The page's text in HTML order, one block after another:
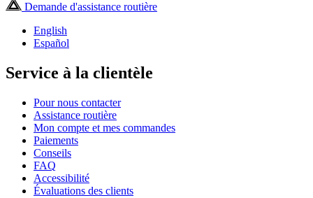
Demande d'assistance routière
English
Español
Service à la clientèle
Pour nous contacter
Assistance routière
Mon compte et mes commandes
Paiements
Conseils
FAQ
Accessibilité
Évaluations des clients